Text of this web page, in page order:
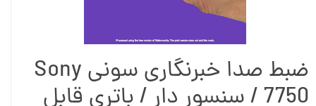
ضبط صدا خبرنگاری سونی Sony
7750 / سنسور دار / باتری قابل